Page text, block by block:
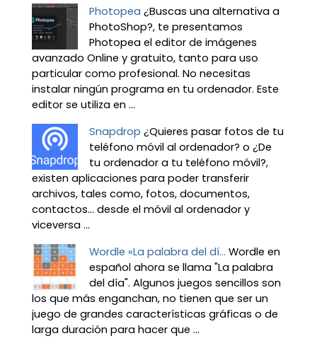
Photopea ¿Buscas una alternativa a
PhotoShop?, te presentamos
Photopea el editor de imágenes
avanzado Online y gratuito, tanto para uso
particular como profesional. No necesitas
instalar ningún programa en tu ordenador. Este
editor se utiliza en ...
Snapdrop ¿Quieres pasar fotos de tu
teléfono móvil al ordenador? o ¿De
tu ordenador a tu teléfono móvil?,
existen aplicaciones para poder transferir
archivos, tales como, fotos, documentos,
contactos… desde el móvil al ordenador y
viceversa ...
Wordle «La palabra del dí... Wordle en
español ahora se llama "La palabra
del día". Algunos juegos sencillos son
los que más enganchan, no tienen que ser un
juego de grandes características gráficas o de
larga duración para hacer que ...